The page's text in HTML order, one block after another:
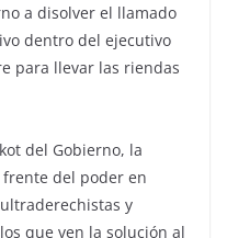
a disolver el llamado
dentro del ejecutivo
para llevar las riendas
del Gobierno, la
del poder en
y
que ven la solución al